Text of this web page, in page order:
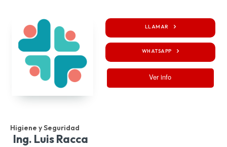
LLAMAR
WHATSAPP
Ver info
Higiene y Seguridad
Ing. Luis Racca